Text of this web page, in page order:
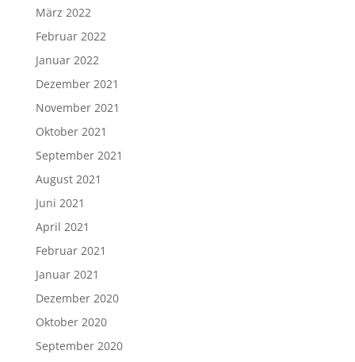
März 2022
Februar 2022
Januar 2022
Dezember 2021
November 2021
Oktober 2021
September 2021
August 2021
Juni 2021
April 2021
Februar 2021
Januar 2021
Dezember 2020
Oktober 2020
September 2020